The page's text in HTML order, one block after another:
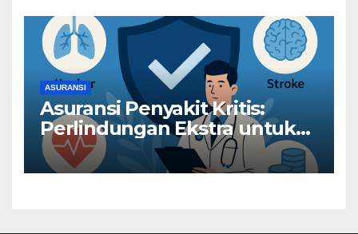
ASURANSI
Asuransi Penyakit Kritis:
Perlindungan Ekstra untuk
Risiko Besar